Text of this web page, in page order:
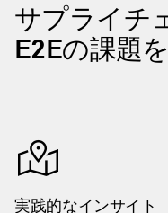
サプライチ
E2Eの課題
実践的なインサイト